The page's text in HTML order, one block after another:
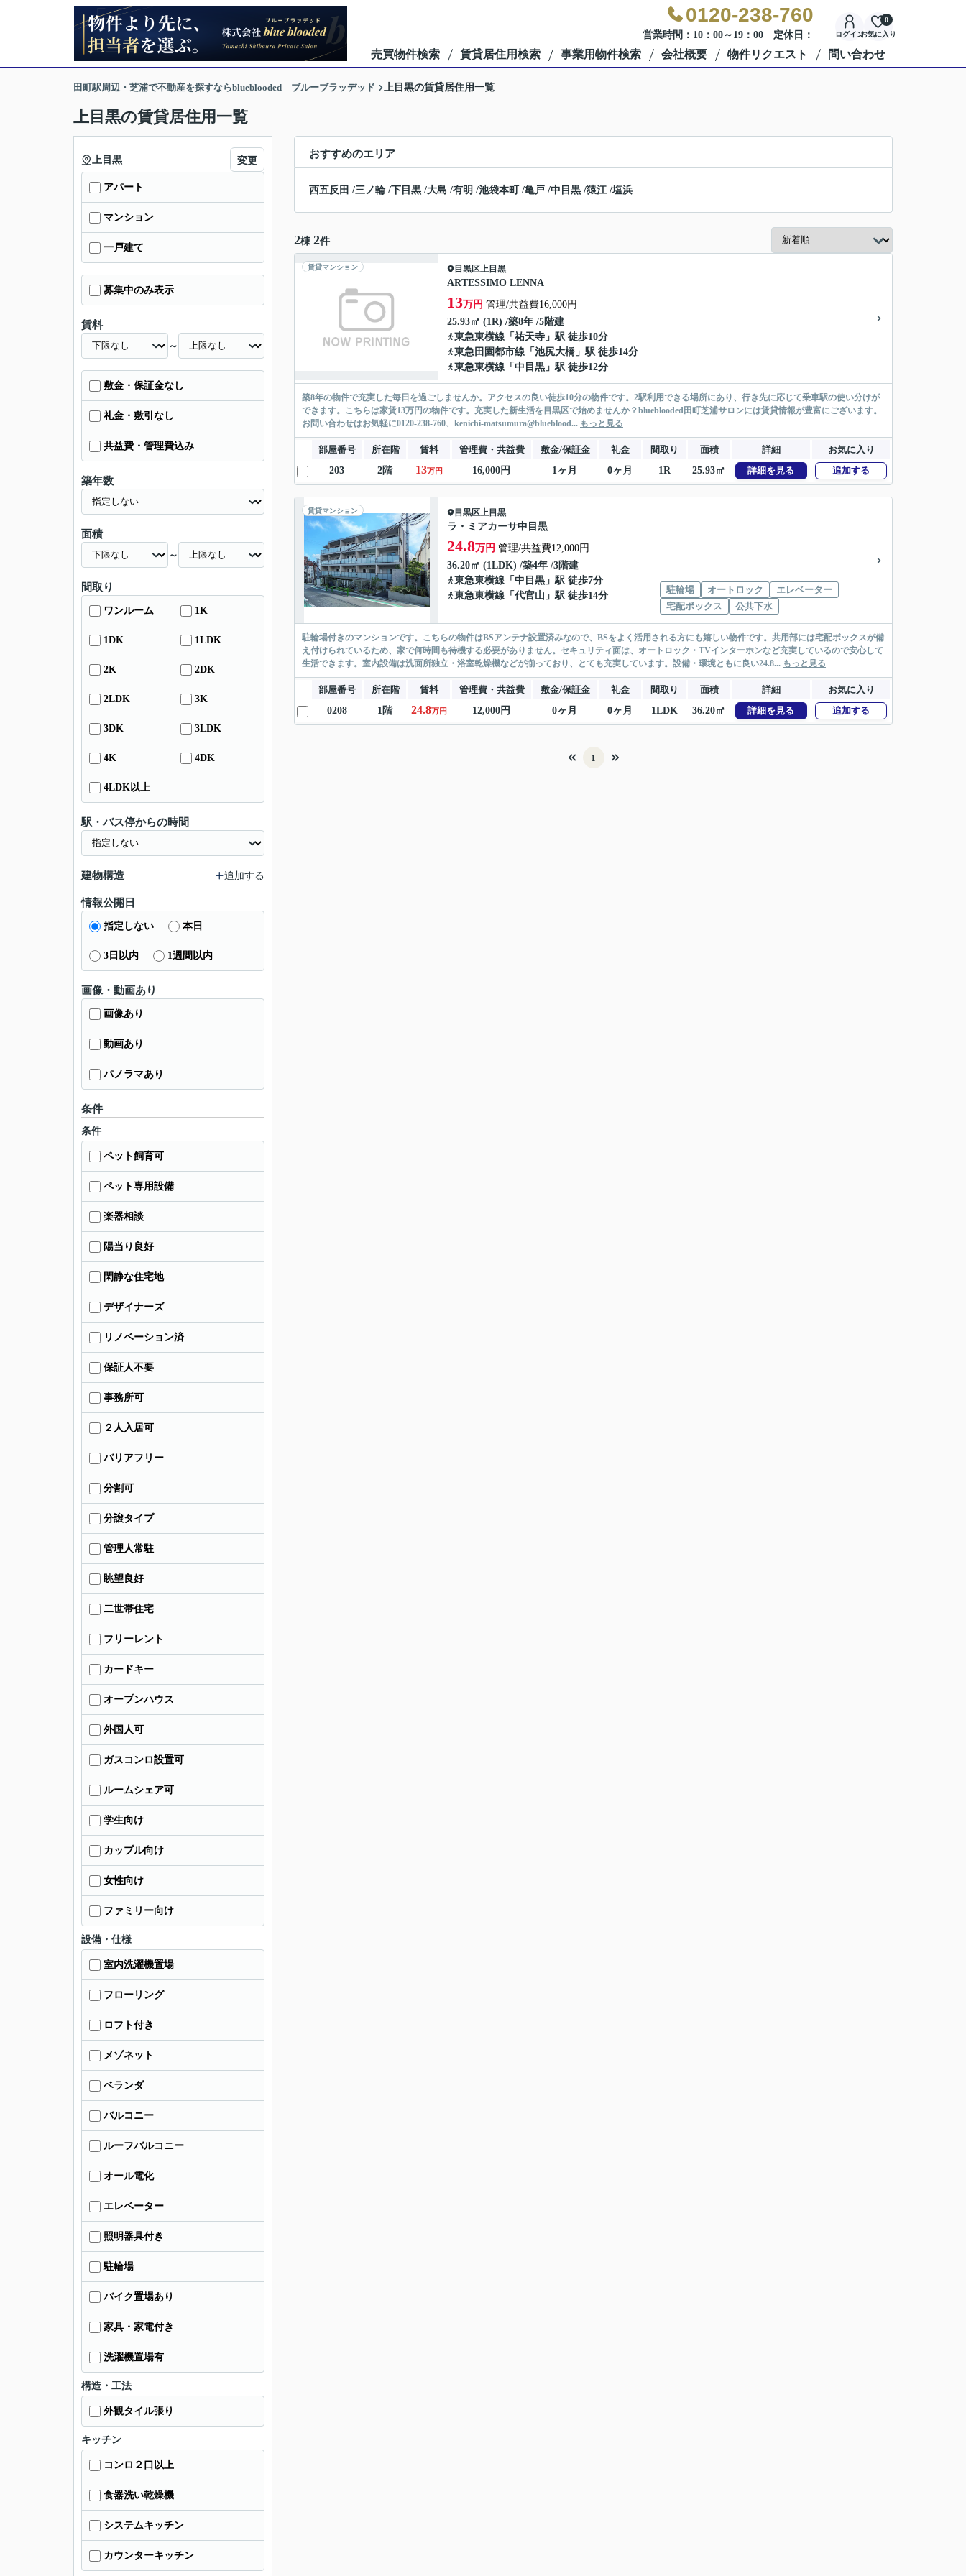
0120-238-760
営業時間：10：00～19：00 定休日： ログインお気に入り
0
売買物件検索 賃貸居住用検索 事業用物件検索 会社概要 物件リクエスト 問い合わせ
田町駅周辺・芝浦で不動産を探すならblueblooded ブルーブラッデッド 上目黒の賃貸居住用一覧
上目黒の賃貸居住用一覧
おすすめのエリア
西五反田 /三ノ輪 /下目黒 /大島 /有明 /池袋本町 /亀戸 /中目黒 /猿江/塩浜
2棟 2件
賃貸マンション 目黒区上目黒
ARTESSIMO LENNA
13万円 管理/共益費16,000円
25.93㎡ (1R) /築8年 /5階建
東急東横線 「 祐天寺 」駅 徒歩10分
東急田園都市線 「 池尻大橋 」駅 徒歩14分
東急東横線 「 中目黒 」駅 徒歩12分
築8年の物件で充実した毎日を過ごしませんか。アクセスの良い徒歩10分の物件です。2駅利用できる場所にあり、行き先に応じて乗車駅の使い分けが
できます。こちらは家賃13万円の物件です。充実した新生活を目黒区で始めませんか？blueblooded田町芝浦サロンには賃貸情報が豊富にございます。
お問い合わせはお気軽に0120-238-760、kenichi-matsumura@blueblood... もっと見る
部屋番号 所在階 賃料 管理費・共益費 敷金/保証金 礼金 間取り 面積 詳細
お気に入り
203
2階 13万円 16,000円 1ヶ月 0ヶ月 1R 25.93㎡ 詳細を見る 追加する
賃貸マンション 目黒区上目黒
ラ・ミアカーサ中目黒
24.8万円 管理/共益費12,000円
36.20㎡ (1LDK) /築4年 /3階建
東急東横線 「 中目黒 」駅 徒歩7分
東急東横線 「 代官山 」駅 徒歩14分
駐輪場 オートロック
エレベーター
宅配ボックス
公共下水
駐輪場付きのマンションです。こちらの物件はBSアンテナ設置済みなので、BSをよく活用される方にも嬉しい物件です。共用部には宅配ボックスが備
え付けられているため、家で何時間も待機する必要がありません。セキュリティ面は、オートロック・TVインターホンなど充実しているので安心して
生活できます。室内設備は洗面所独立・浴室乾燥機などが揃っており、とても充実しています。設備・環境ともに良い24.8... もっと見る
部屋番号 所在階 賃料 管理費・共益費 敷金/保証金 礼金 間取り 面積 詳細
お気に入り
0208
1階 24.8万円 12,000円 0ヶ月 0ヶ月 1LDK 36.20㎡ 詳細を見る 追加する
1
上目黒 変更
アパート
マンション
一戸建て
募集中のみ表示
賃料
～
敷金・保証金なし
礼金・敷引なし
共益費・管理費込み
築年数
面積
～
間取り
ワンルーム 1K
1DK 1LDK
2K 2DK
2LDK 3K
3DK 3LDK
4K 4DK
4LDK以上
駅・バス停からの時間
建物構造 追加する
情報公開日
指定しない 本日
3日以内 1週間以内
画像・動画あり
画像あり
動画あり
パノラマあり
条件
条件
ペット飼育可
ペット専用設備
楽器相談
陽当り良好
閑静な住宅地
デザイナーズ
リノベーション済
保証人不要
事務所可
２人入居可
バリアフリー
分割可
分譲タイプ
管理人常駐
眺望良好
二世帯住宅
フリーレント
カードキー
オープンハウス
外国人可
ガスコンロ設置可
ルームシェア可
学生向け
カップル向け
女性向け
ファミリー向け
設備・仕様
室内洗濯機置場
フローリング
ロフト付き
メゾネット
ベランダ
バルコニー
ルーフバルコニー
オール電化
エレベーター
照明器具付き
駐輪場
バイク置場あり
家具・家電付き
洗濯機置場有
構造・工法
外観タイル張り
キッチン
コンロ２口以上
食器洗い乾燥機
システムキッチン
カウンターキッチン